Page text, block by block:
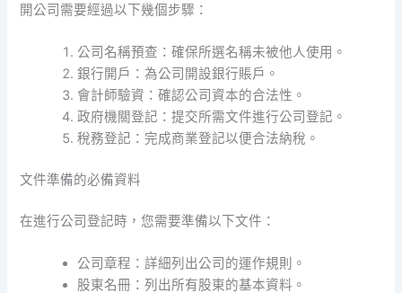
開公司需要經過以下幾個步驟：
公司名稱預查：確保所選名稱未被他人使用。
銀行開戶：為公司開設銀行賬戶。
會計師驗資：確認公司資本的合法性。
政府機關登記：提交所需文件進行公司登記。
稅務登記：完成商業登記以便合法納稅。
文件準備的必備資料
在進行公司登記時，您需要準備以下文件：
公司章程：詳細列出公司的運作規則。
股東名冊：列出所有股東的基本資料。